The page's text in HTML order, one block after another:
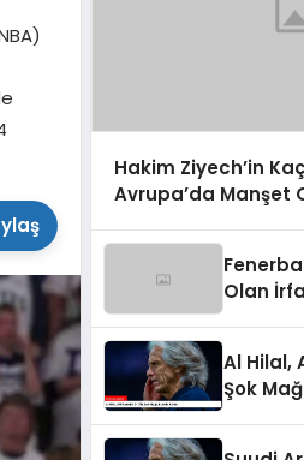
Hakim Ziyech’in
Avrupa’da Manşet
Olan
Al Hilal,
Şok